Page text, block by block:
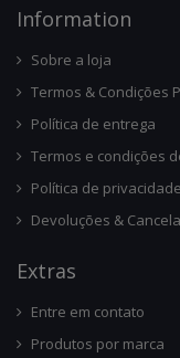
InforMation
Sobre a loja
Termos & Condições
Política de entrega
Termos e condições
Política de privacidade
Devoluções &
ExtRas
Entre em contato
Produtos por marca